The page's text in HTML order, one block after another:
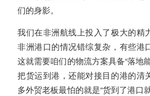
们的身影。
我们在非洲航线上投入了极大的精
非洲港口的情况错综复杂，有些港
这就需要咱们的物流方案具备“落地
把货运到港，还能对接目的港的清
多外贸老板最怕的就是“货到了港口